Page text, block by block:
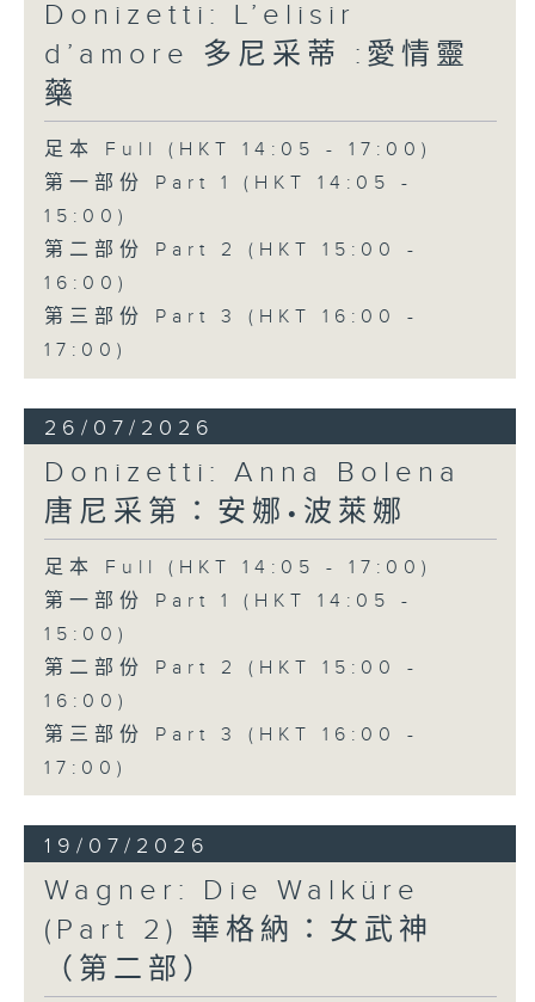
The shy and naïve Nemorino is
deeply in love with the wealthy
and independent Adina, but
Believing in the power of a
magical love potion sold by the
quack doctor Dulcamara,
Nemorino places his hopes in
true love cannot be bought.
Featuring sparkling ensembles
and the famous aria "Una furtiva
lagrima", the opera perfectly
showcases Donizetti's gift for
lyrical expression and comic
timing.
features soprano Joan
Sutherland as Adina, tenor
baritone Dominic Cossa as
Belcore, and bass Spiro Malas
as Dulcamara, with the
Donizetti: L’elisir
d’amore 多尼采蒂 :愛情靈
藥
足本 Full (HKT 14:05 - 17:00)
第一部份 Part 1 (HKT 14:05 -
15:00)
第二部份 Part 2 (HKT 15:00 -
16:00)
第三部份 Part 3 (HKT 16:00 -
17:00)
26/07/2026
Donizetti: Anna Bolena
唐尼采第：安娜•波萊娜
足本 Full (HKT 14:05 - 17:00)
第一部份 Part 1 (HKT 14:05 -
15:00)
第二部份 Part 2 (HKT 15:00 -
16:00)
第三部份 Part 3 (HKT 16:00 -
17:00)
19/07/2026
Wagner: Die Walküre
(Part 2) 華格納：女武神
（第二部）